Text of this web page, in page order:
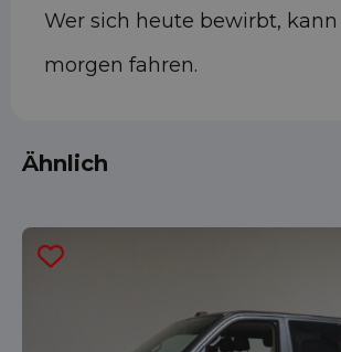
Wer sich heute bewirbt, kann
morgen fahren.
Ähnlich